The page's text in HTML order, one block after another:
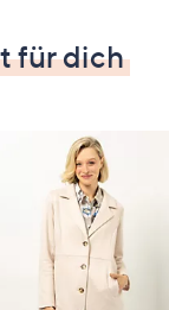
für dich